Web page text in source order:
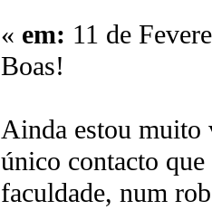
« em: 11 de
Boas!
Ainda estou muito
único contacto
faculdade, num